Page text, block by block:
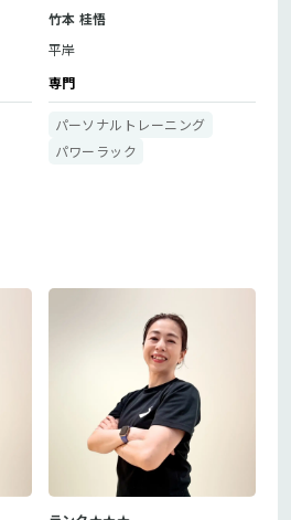
竹本 桂悟
平岸
専門
パーソナルトレーニング
パワーラック